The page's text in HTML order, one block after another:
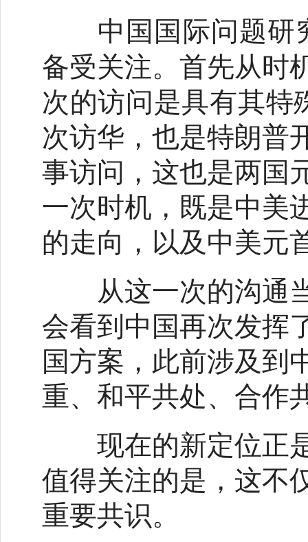
中国国际问题
备受关注。首先从时
次的访问是具有其特
次访华，也是特朗普
事访问，这也是两国
一次时机，既是中美
的走向，以及中美元
从这一次的沟通当
会看到中国再次发挥
国方案，此前涉及到
重、和平共处、合作
现在的新定位正是
值得关注的是，这不
重要共识。